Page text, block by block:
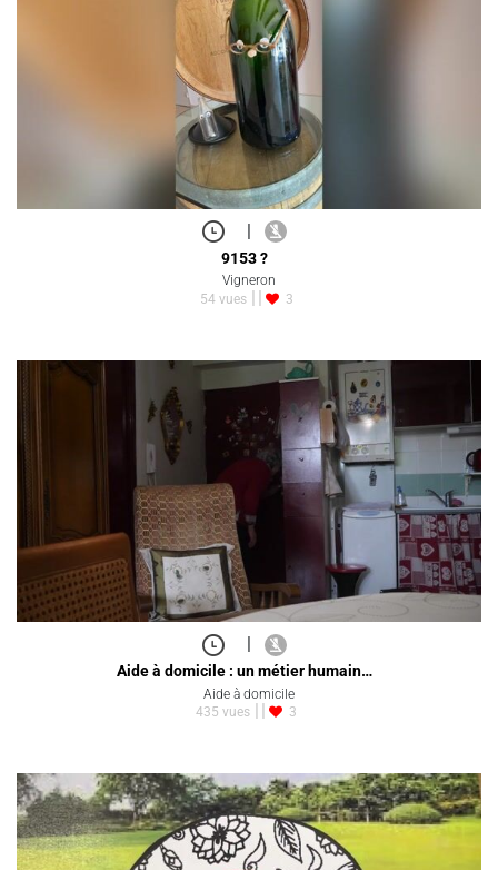
|
9153 ?
Vigneron
54 vues
3
|
Aide à domicile : un métier humain…
Aide à domicile
435 vues
3